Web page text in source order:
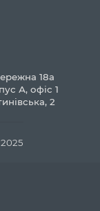
як паливо
роботи з піччю
до газу
і якісне
відразу в залі
готується їх
18а
А, офіс 1
2